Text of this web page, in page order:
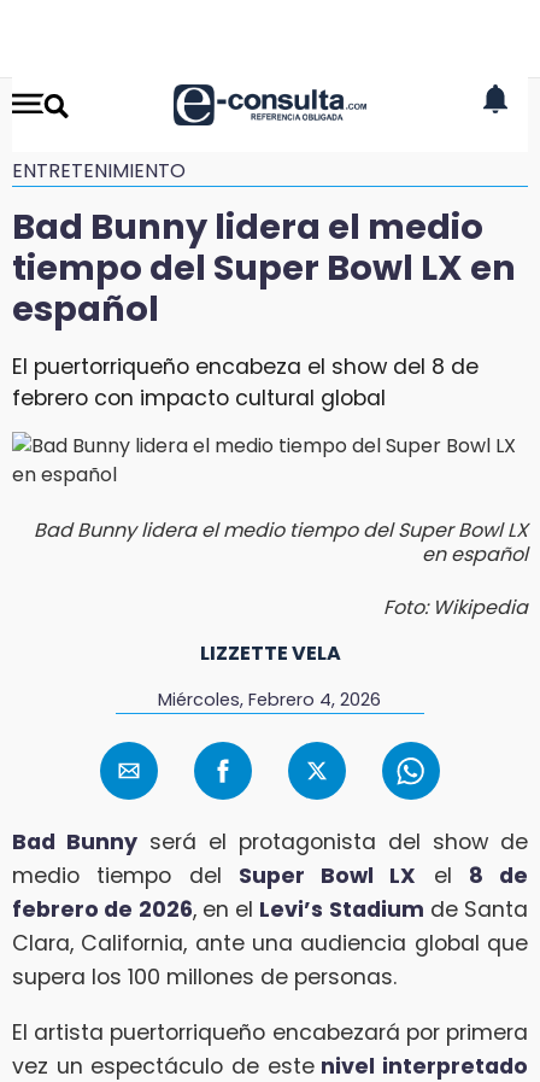
ENTRETENIMIENTO
Bad Bunny lidera el medio
tiempo del Super Bowl LX en
español
El puertorriqueño encabeza el show del 8 de
febrero con impacto cultural global
Bad Bunny lidera el medio tiempo del Super Bowl LX
en español
Foto: Wikipedia
LIZZETTE VELA
Miércoles, Febrero 4, 2026
Bad Bunny será el protagonista del show de
medio tiempo del Super Bowl LX el 8 de
febrero de 2026, en el Levi’s Stadium de Santa
Clara, California, ante una audiencia global que
supera los 100 millones de personas.
El artista puertorriqueño encabezará por primera
vez un espectáculo de estenivel interpretado